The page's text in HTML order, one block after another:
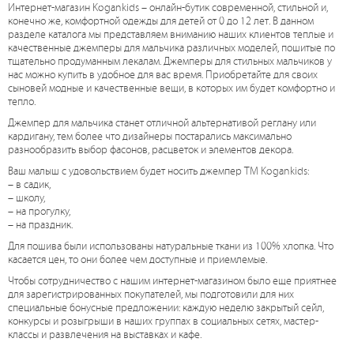
Интернет-магазин Kogankids – онлайн-бутик современной, стильной и,
конечно же, комфортной одежды для детей от 0 до 12 лет. В данном
разделе каталога мы представляем вниманию наших клиентов теплые и
качественные джемперы для мальчика различных моделей, пошитые по
тщательно продуманным лекалам. Джемперы для стильных мальчиков у
нас можно купить в удобное для вас время. Приобретайте для своих
сыновей модные и качественные вещи, в которых им будет комфортно и
тепло.
Джемпер для мальчика станет отличной альтернативой реглану или
кардигану, тем более что дизайнеры постарались максимально
разнообразить выбор фасонов, расцветок и элементов декора.
Ваш малыш с удовольствием будет носить джемпер ТМ Kogankids:
– в садик,
– школу,
– на прогулку,
– на праздник.
Для пошива были использованы натуральные ткани из 100% хлопка. Что
касается цен, то они более чем доступные и приемлемые.
Чтобы сотрудничество с нашим интернет-магазином было еще приятнее
для зарегистрированных покупателей, мы подготовили для них
специальные бонусные предложении: каждую неделю закрытый сейл,
конкурсы и розыгрыши в наших группах в социальных сетях, мастер-
классы и развлечения на выставках и кафе.